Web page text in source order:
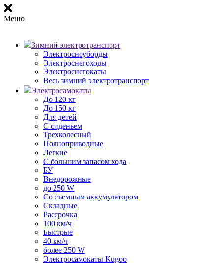
Меню
Зимний электротранспорт
Электросноуборды
Электроснегоходы
Электроснегокаты
Весь зимний электротранспорт
Электросамокаты
До 120 кг
До 150 кг
Для детей
С сиденьем
Трехколесный
Полноприводные
Легкие
С большим запасом хода
БУ
Внедорожные
до 250 W
Со съемным аккумулятором
Складные
Рассрочка
100 км/ч
Быстрые
40 км/ч
более 250 W
Электросамокаты Kugoo